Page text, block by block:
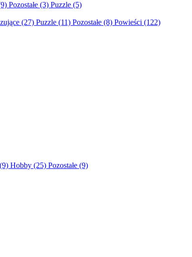
Pozostałe (3) Puzzle (5)
(27) Puzzle (11) Pozostałe (8) Powieści (122)
(9) Hobby (25) Pozostałe (9)